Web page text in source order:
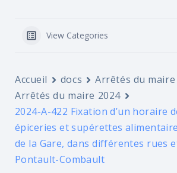
View Categories
Accueil docs
Arrêtés du maire
Arrêtés du maire 2024
2024-A-422 Fixation d’un horaire
épiceries et supérettes
de la Gare, dans différentes rues
Pontault-Combault